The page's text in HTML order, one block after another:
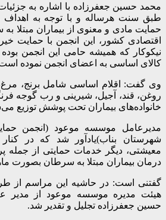
محمد حسین جعفرزاده با اشاره به جزئیات
طبق سنت هرساله و با توجه به
حمایت مادی و معنوی از بیماران مبتلا
اقتصادی کشور، این انجمن با حمایت
کالای اساسی به اعضای انجمن نموده
وی گفت: اقلام اساسی شامل برنج، مرغ،
روغن، قند، آجیل، شیرینی و رب گوجه
خانواده‌های بیماران تحت پوشش توزیع
مدیرعامل موسسه موعود (انجمن
شهرستان بناب)یادآور شد که در
معیشتی، دیگر خدمات حمایتی از جمله
درمان بیماران مبتلا به سرطان بصورت
گفتنی است: در حاشیه این مراسم از
هیئت مدیره موسسه موعود از مدیر
حسین جعفرزاده تجلیل و تقدیر شد.